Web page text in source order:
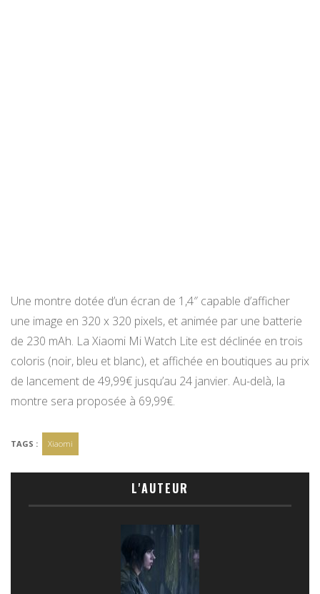
Une montre dotée d’un écran de 1,4″ capable d’afficher
une image en 320 x 320 pixels, et animée par une batterie
de 230 mAh. La Xiaomi Mi Watch Lite est déclinée en trois
coloris (noir, bleu et blanc), et affichée en boutiques au prix
de lancement de 49,99€ jusqu’au 24 janvier. Au-delà, la
montre sera proposée à 69,99€.
TAGS : Xiaomi
L'AUTEUR